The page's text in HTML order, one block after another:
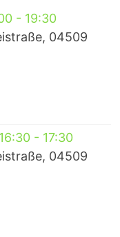
- 19:30
04509
16:30- 17:30
04509